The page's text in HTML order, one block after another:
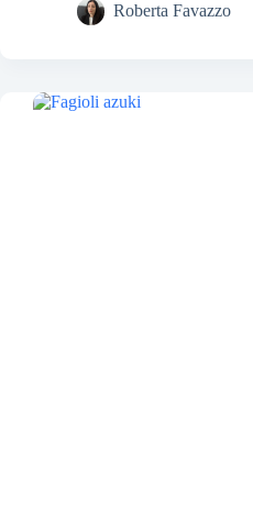
Roberta Favazzo